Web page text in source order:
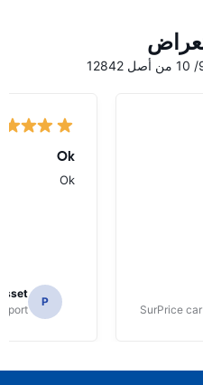
SurPrice
Ok
Ok
P